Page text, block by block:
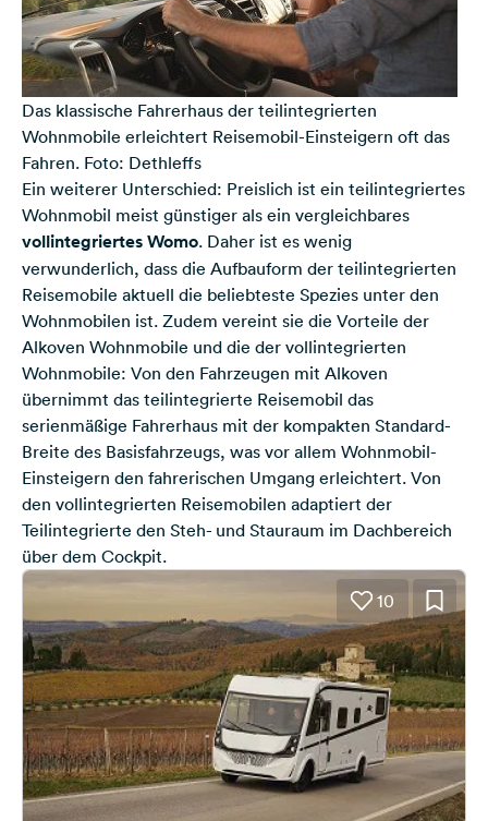
Das klassische Fahrerhaus der teilintegrierten
Wohnmobile erleichtert Reisemobil-Einsteigern oft das
Fahren. Foto: Dethleffs
Ein weiterer Unterschied: Preislich ist ein teilintegriertes
Wohnmobil meist günstiger als ein vergleichbares
vollintegriertes Womo. Daher ist es wenig
verwunderlich, dass die Aufbauform der teilintegrierten
Reisemobile aktuell die beliebteste Spezies unter den
Wohnmobilen ist. Zudem vereint sie die Vorteile der
Alkoven Wohnmobile und die der vollintegrierten
Wohnmobile: Von den Fahrzeugen mit Alkoven
übernimmt das teilintegrierte Reisemobil das
serienmäßige Fahrerhaus mit der kompakten Standard-
Breite des Basisfahrzeugs, was vor allem Wohnmobil-
Einsteigern den fahrerischen Umgang erleichtert. Von
den vollintegrierten Reisemobilen adaptiert der
Teilintegrierte den Steh- und Stauraum im Dachbereich
über dem Cockpit.
10